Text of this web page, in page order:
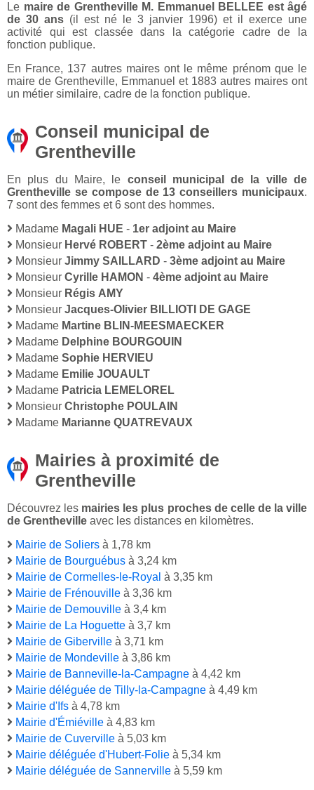
Le maire de Grentheville M. Emmanuel BELLEE est âgé
de 30 ans (il est né le 3 janvier 1996) et il exerce une
activité qui est classée dans la catégorie cadre de la
fonction publique.
En France, 137 autres maires ont le même prénom que le
maire de Grentheville, Emmanuel et 1883 autres maires ont
un métier similaire, cadre de la fonction publique.
Conseil municipal de
Grentheville
En plus du Maire, le conseil municipal de la ville de
Grentheville se compose de 13 conseillers municipaux.
7 sont des femmes et 6 sont des hommes.
Madame Magali HUE - 1er adjoint au Maire
Monsieur Hervé ROBERT - 2ème adjoint au Maire
Monsieur Jimmy SAILLARD - 3ème adjoint au Maire
Monsieur Cyrille HAMON - 4ème adjoint au Maire
Monsieur Régis AMY
Monsieur Jacques-Olivier BILLIOTI DE GAGE
Madame Martine BLIN-MEESMAECKER
Madame Delphine BOURGOUIN
Madame Sophie HERVIEU
Madame Emilie JOUAULT
Madame Patricia LEMELOREL
Monsieur Christophe POULAIN
Madame Marianne QUATREVAUX
Mairies à proximité de
Grentheville
Découvrez les mairies les plus proches de celle de la ville
de Grentheville avec les distances en kilomètres.
Mairie de Soliers à 1,78 km
Mairie de Bourguébus à 3,24 km
Mairie de Cormelles-le-Royal à 3,35 km
Mairie de Frénouville à 3,36 km
Mairie de Demouville à 3,4 km
Mairie de La Hoguette à 3,7 km
Mairie de Giberville à 3,71 km
Mairie de Mondeville à 3,86 km
Mairie de Banneville-la-Campagne à 4,42 km
Mairie déléguée de Tilly-la-Campagne à 4,49 km
Mairie d'Ifs à 4,78 km
Mairie d'Émiéville à 4,83 km
Mairie de Cuverville à 5,03 km
Mairie déléguée d'Hubert-Folie à 5,34 km
Mairie déléguée de Sannerville à 5,59 km